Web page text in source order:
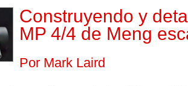
Construyendo y
MP 4/4 de Meng
Por Mark Laird